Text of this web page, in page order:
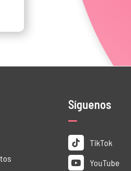
Síguenos
TikTok
YouTube